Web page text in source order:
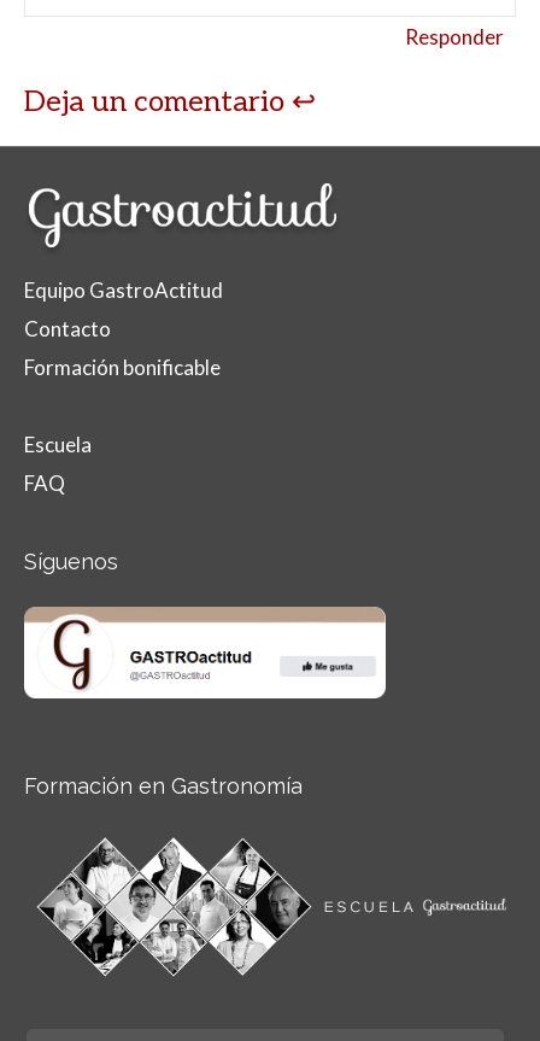
Responder
Deja un comentario
Equipo GastroActitud
Contacto
Formación bonificable
Escuela
FAQ
Síguenos
Formación en Gastronomía